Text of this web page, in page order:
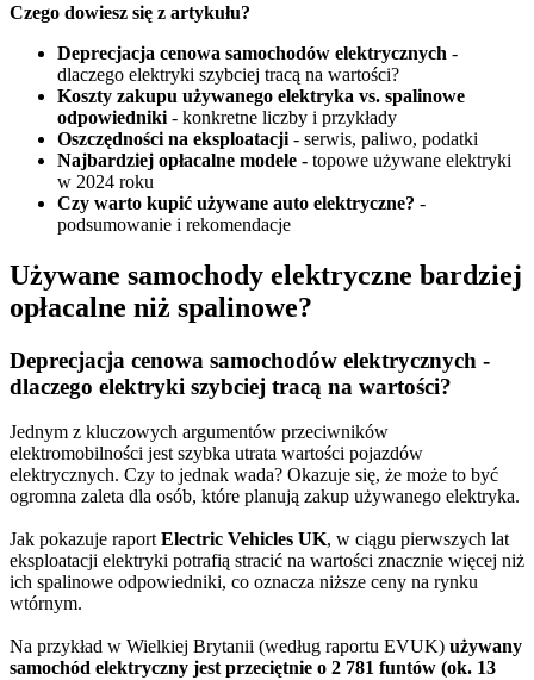
Czego dowiesz się z artykułu?
Deprecjacja cenowa samochodów elektrycznych -
dlaczego elektryki szybciej tracą na wartości?
Koszty zakupu używanego elektryka vs. spalinowe
odpowiedniki - konkretne liczby i przykłady
Oszczędności na eksploatacji - serwis, paliwo, podatki
Najbardziej opłacalne modele - topowe używane elektryki
w 2024 roku
Czy warto kupić używane auto elektryczne? -
podsumowanie i rekomendacje
Używane samochody elektryczne bardziej
opłacalne niż spalinowe?
Deprecjacja cenowa samochodów elektrycznych -
dlaczego elektryki szybciej tracą na wartości?
Jednym z kluczowych argumentów przeciwników
elektromobilności jest szybka utrata wartości pojazdów
elektrycznych. Czy to jednak wada? Okazuje się, że może to być
ogromna zaleta dla osób, które planują zakup używanego elektryka.
Jak pokazuje raport Electric Vehicles UK, w ciągu pierwszych lat
eksploatacji elektryki potrafią stracić na wartości znacznie więcej niż
ich spalinowe odpowiedniki, co oznacza niższe ceny na rynku
wtórnym.
Na przykład w Wielkiej Brytanii (według raportu EVUK) używany
samochód elektryczny jest przeciętnie o 2 781 funtów (ok. 13